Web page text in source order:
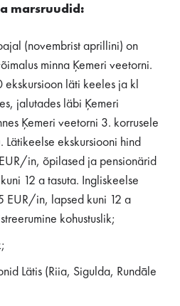
marsruudid:
(novembrist aprillini) on
minna Ķemeri veetorni.
ekskursioon läti keeles ja kl
jalutades läbi Ķemeri
Ķemeri veetorni 3. korrusele
Lätikeelse ekskursiooni hind
in, õpilased ja pensionärid
12 a tasuta. Ingliskeelse
EUR/in, lapsed kuni 12 a
kohustuslik;
Lätis (Riia, Sigulda, Rundāle